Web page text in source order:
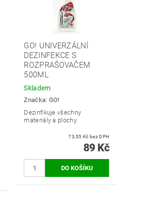
GO! UNIVERZÁLNÍ
DEZINFEKCE S
ROZPRAŠOVAČEM
500ML
Skladem
Značka: GO!
Dezinfikuje všechny
materiály a plochy.
73,55 Kč bez DPH
89 Kč